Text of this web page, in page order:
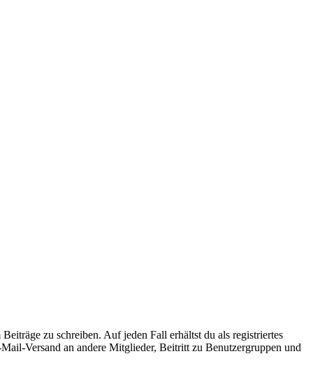
zu schreiben. Auf jeden Fall erhältst du als registriertes
Versand an andere Mitglieder, Beitritt zu Benutzergruppen und